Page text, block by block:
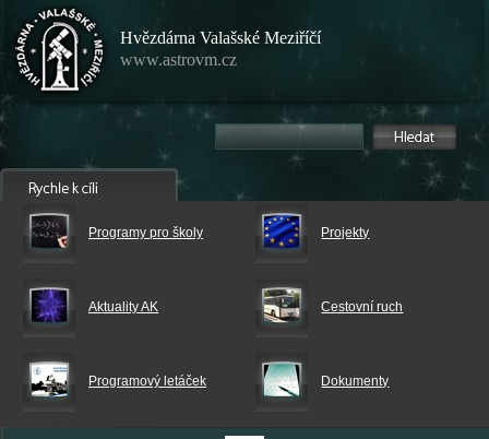
Hvězdárna Valašské Meziříčí
www.astrovm.cz
Programy pro školy Projekty
Aktuality AK Cestovní ruch
Programový letáček Dokumenty